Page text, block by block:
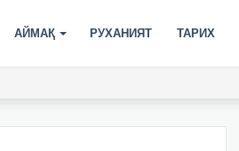
АЙМАҚ РУХАНИЯТ ТАРИХ